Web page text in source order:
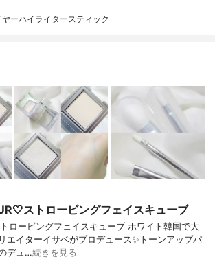
ーハイライタースティック
ストロービングフェイスキューブ
ロービングフェイスキューブ ホワイト韓国で大
エイターイサベがプロデュース✨トーンアップパ
デュ…続きを見る